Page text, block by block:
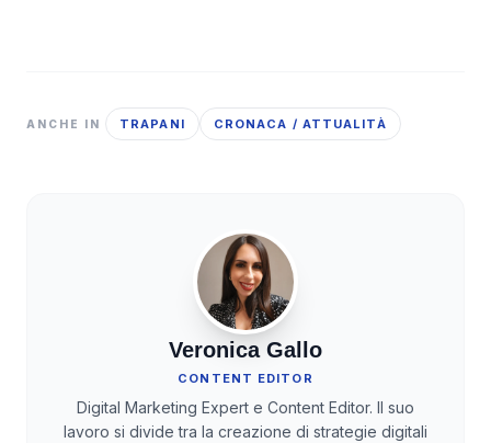
ANCHE IN TRAPANI CRONACA / ATTUALITÀ
Veronica Gallo
CONTENT EDITOR
Digital Marketing Expert e Content Editor. Il suo
lavoro si divide tra la creazione di strategie digitali